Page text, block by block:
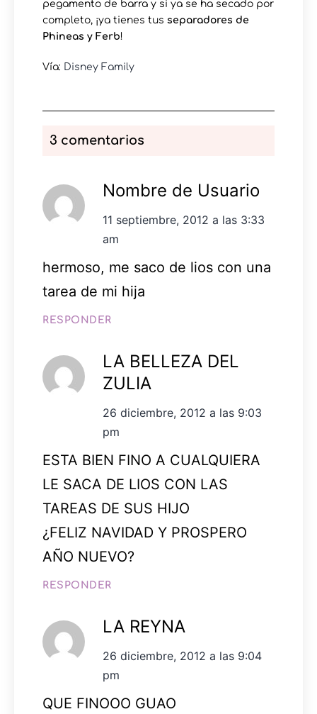
pegamento de barra y si ya se ha secado por
completo, ¡ya tienes tus separadores de
Phineas y Ferb!
Vía: Disney Family
3 comentarios
Nombre de Usuario
11 septiembre, 2012 a las 3:33
am
hermoso, me saco de lios con una
tarea de mi hija
RESPONDER
LA BELLEZA DEL
ZULIA
26 diciembre, 2012 a las 9:03
pm
ESTA BIEN FINO A CUALQUIERA
LE SACA DE LIOS CON LAS
TAREAS DE SUS HIJO
¿FELIZ NAVIDAD Y PROSPERO
AÑO NUEVO?
RESPONDER
LA REYNA
26 diciembre, 2012 a las 9:04
pm
QUE FINOOO GUAO